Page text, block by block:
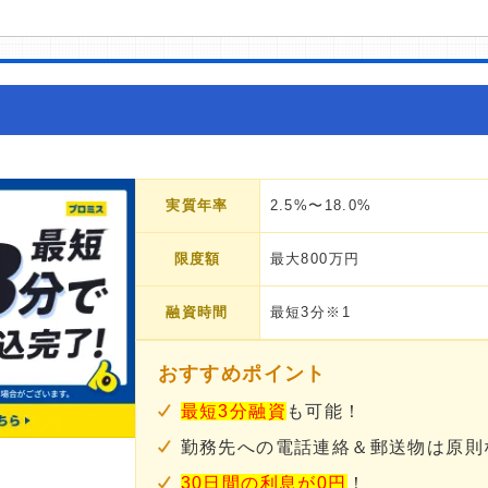
実質年率 2.5%〜18.0%
限度額 最大800万円
融資時間 最短3分※1
おすすめポイント
最短3分融資 も可能！
勤務先への電話連絡＆郵送物は原則
30日間の利息が0円
！